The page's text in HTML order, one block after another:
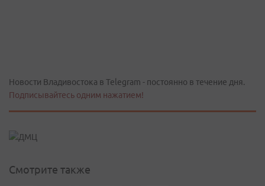
Новости Владивостока в Telegram - постоянно в течение дня.
Подписывайтесь одним нажатием!
Смотрите также